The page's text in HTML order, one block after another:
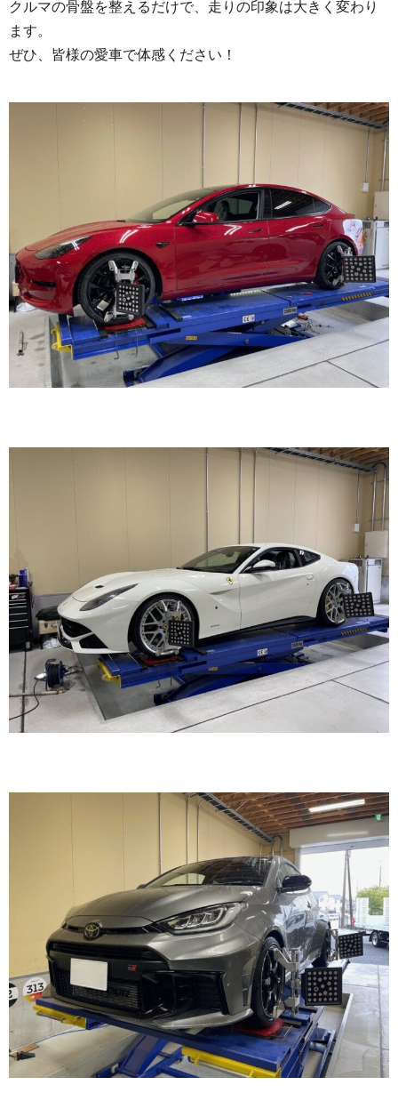
クルマの骨盤を整えるだけで、走りの印象は大きく変わり
ます。
ぜひ、皆様の愛車で体感ください！